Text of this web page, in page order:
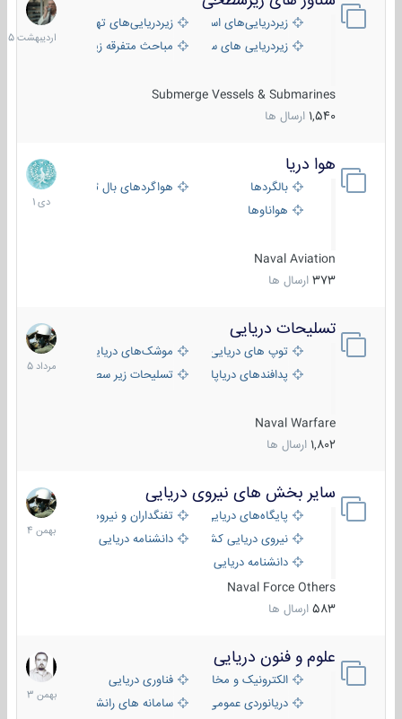
زیردریایی‌های استراتژیکزیردریایی‌های تهاجمی
زیردریایی های سبک
مباحث متفرقه زیرسطحی
Submerge Vessels & Submarines
1,540 ارسال ها
1405
هوا دریا
بالگردها
هواگردهای بال ثابت
هواناوها
Naval Aviation
373 ارسال ها
12
دی
1401
تسلیحات دریایی
توپ های دریایی
موشک‌های دریایی
پدافندهای دریاپایه
تسلیحات زیر سطحی
Naval Warfare
1,802 ارسال ها
2
مرداد
1405
سایر بخش های نیروی دریایی
پایگاه‌های دریایی
تفنگداران و نیروهای ویژه‌ی دریایی
نیروی دریایی کشورهای مختلفدانشنامه دریایی
دانشنامه دریایی کپی
Naval Force Others
583 ارسال ها
22
بهمن
1404
علوم و فنون دریایی
الکترونیک و مخابرات دریاییفناوری دریایی
دریانوردی عمومی
سامانه های رانشی دریایی
6
بهمن
1403